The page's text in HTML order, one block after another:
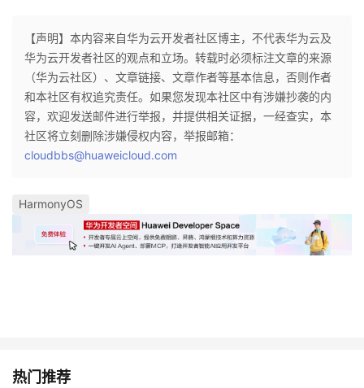
【声明】本内容来自华为云开发者社区博主，不代表华为云及
华为云开发者社区的观点和立场。转载时必须标注文章的来源
（华为云社区）、文章链接、文章作者等基本信息，否则作者
和本社区有权追究责任。如果您发现本社区中有涉嫌抄袭的内
容，欢迎发送邮件进行举报，并提供相关证据，一经查实，本
社区将立刻删除涉嫌侵权内容，举报邮箱：
cloudbbs@huaweicloud.com
HarmonyOS
热门推荐